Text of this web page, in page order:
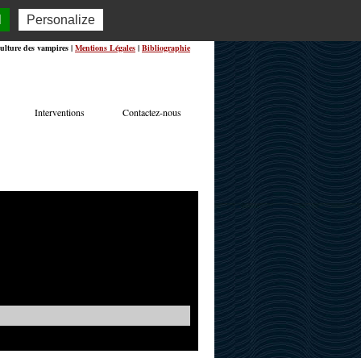
des vampires | Mentions Légales | Bibliographie
Interventions Contactez-nous
Personalize